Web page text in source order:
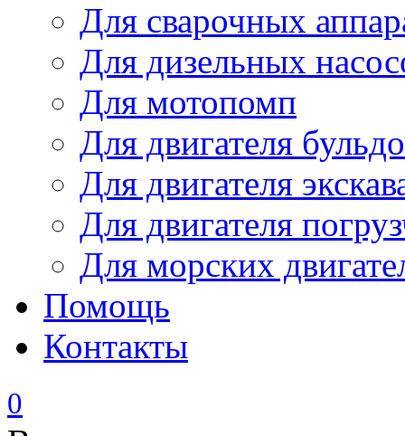
Для сварочных
Для дизельных
Для мотопомп
Для двигателя
Для двигателя
Для двигателя
Для морских
Помощь
Контакты
0